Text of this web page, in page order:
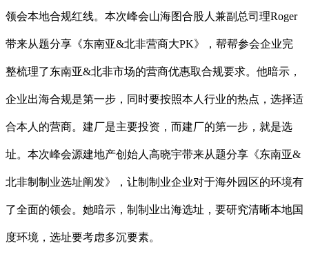
领会本地合规红线。本次峰会山海图合股人兼副总司理Roger
带来从题分享《东南亚&北非营商大PK》，帮帮参会企业完
整梳理了东南亚&北非市场的营商优惠取合规要求。他暗示，
企业出海合规是第一步，同时要按照本人行业的热点，选择适
合本人的营商。建厂是主要投资，而建厂的第一步，就是选
址。本次峰会源建地产创始人高晓宇带来从题分享《东南亚&
北非制制业选址阐发》，让制制业企业对于海外园区的环境有
了全面的领会。她暗示，制制业出海选址，要研究清晰本地国
度环境，选址要考虑多沉要素。